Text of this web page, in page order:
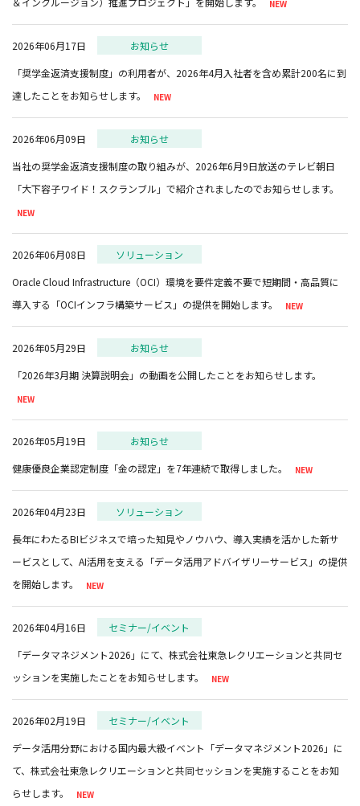
2026年06月17日
お知らせ
「奨学金返済支援制度」の利用者が、2026年4月入社者を含め累計200名に到
達したことをお知らせします。
2026年06月09日
お知らせ
当社の奨学金返済支援制度の取り組みが、2026年6月9日放送のテレビ朝日
「大下容子ワイド！スクランブル」で紹介されましたのでお知らせします。
2026年06月08日
ソリューション
Oracle Cloud Infrastructure（OCI）環境を要件定義不要で短期間・高品質に
導入する「OCIインフラ構築サービス」の提供を開始します。
2026年05月29日
お知らせ
「2026年3月期 決算説明会」の動画を公開したことをお知らせします。
2026年05月19日
お知らせ
健康優良企業認定制度「金の認定」を7年連続で取得しました。
2026年04月23日
ソリューション
長年にわたるBIビジネスで培った知見やノウハウ、導入実績を活かした新サ
ービスとして、AI活用を支える「データ活用アドバイザリーサービス」の提供
を開始します。
2026年04月16日
セミナー/イベント
「データマネジメント2026」にて、株式会社東急レクリエーションと共同セ
ッションを実施したことをお知らせします。
2026年02月19日
セミナー/イベント
データ活用分野における国内最大級イベント「データマネジメント2026」に
て、株式会社東急レクリエーションと共同セッションを実施することをお知
らせします。